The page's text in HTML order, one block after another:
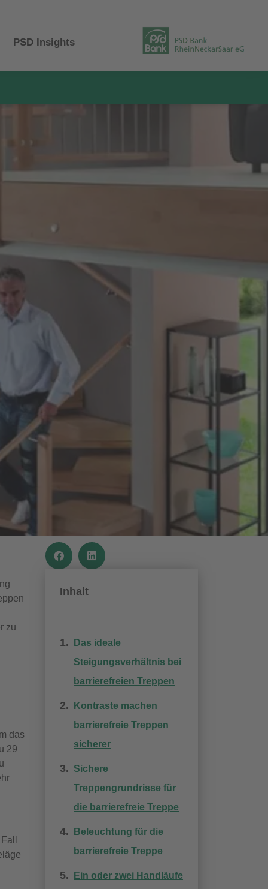
PSD Insights
zu
das
29
Inhalt
Das ideale
Steigungsverhältnis bei
barrierefreien Treppen
Kontraste machen
barrierefreie Treppen
sicherer
Sichere
Treppengrundrisse für
die barrierefreie Treppe
Beleuchtung für die
barrierefreie Treppe
Ein oder zwei Handläufe